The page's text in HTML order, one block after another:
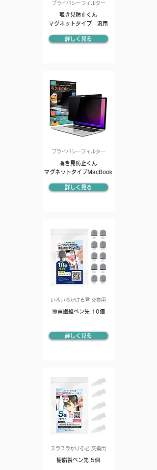
プライバシーフィルター
覗き見防止くん
マグネットタイプ 汎用
詳しく見る
プライバシーフィルター
覗き見防止くん
マグネットタイプMacBook
詳しく見る
いろいろかける君 交換用
導電繊維ペン先 10個
詳しく見る
スラスラかける君 交換用
樹脂製ペン先 5個